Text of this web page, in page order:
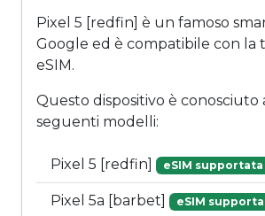
Pixel 5 [redfin] è un famoso
Google ed è compatibile con la
eSIM.
Questo dispositivo è conosciuto
seguenti modelli:
Pixel 5 [redfin] eSIM supportata
Pixel 5a [barbet] eSIM